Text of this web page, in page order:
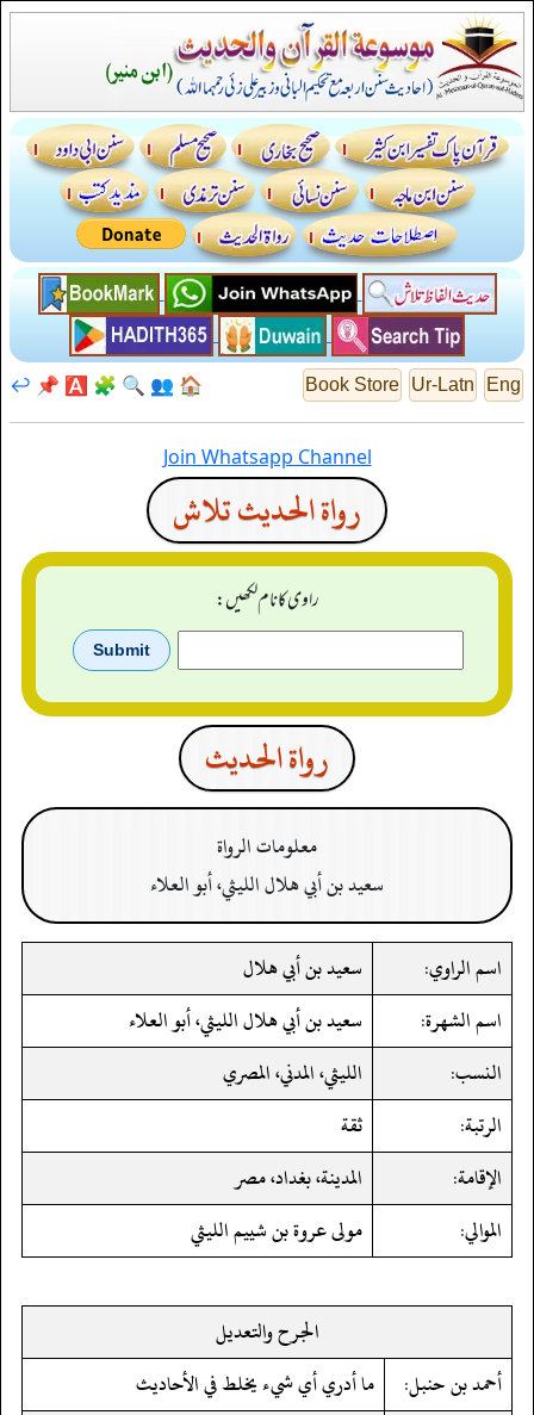
Eng
Ur-Latn
Book Store
🏠
👥
🔍
🧩
🅰️
📌
↩️
Join Whatsapp Channel
رواة الحديث تلاش
راوی کا نام لکھیں:
رواة الحدیث
معلومات الرواة
سعيد بن أبي هلال الليثي، أبو العلاء
اسم الراوي:
سعيد بن أبي هلال
اسم الشهرة:
سعيد بن أبي هلال الليثي، أبو العلاء
النسب:
الليثي، المدني، المصري
الرتبة:
ثقة
الإقامة:
المدينة، بغداد، مصر
الموالي:
مولى عروة بن شييم الليثي
الجرح والتعديل
أحمد بن حنبل:
ما أدري أي شيء يخلط في الأحاديث